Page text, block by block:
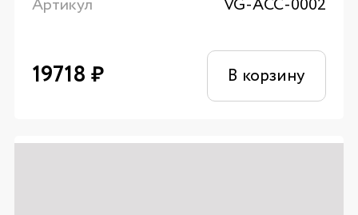
Артикул VG-ACC-0002
19718 ₽ В корзину